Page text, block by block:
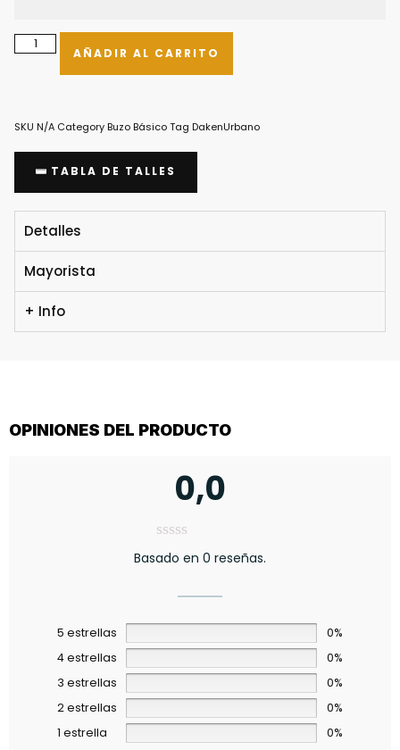
AÑADIR AL CARRITO
SKU N/A Category Buzo BásicoTag DakenUrbano
TABLA DE TALLES
Detalles
Mayorista
+ Info
OPINIONES DEL PRODUCTO
0,0
Basado en 0 reseñas.
5 estrellas
0%
4 estrellas
0%
3 estrellas
0%
2 estrellas
0%
1 estrella
0%